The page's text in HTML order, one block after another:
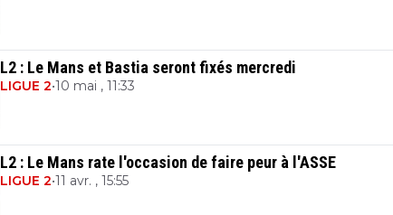
L2 : Le Mans et Bastia seront fixés mercredi
LIGUE 2•10 mai , 11:33
L2 : Le Mans rate l'occasion de faire peur à l'ASSE
LIGUE 2•11 avr. , 15:55